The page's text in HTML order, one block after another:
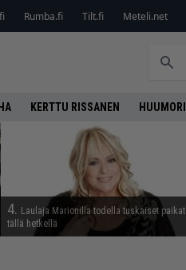
Rumba.fi Tilt.fi Meteli.net
KERTTU RISSANEN HUUMORI
4. Laulaja Marionilla todella tuskaiset paikat
tällä hetkellä